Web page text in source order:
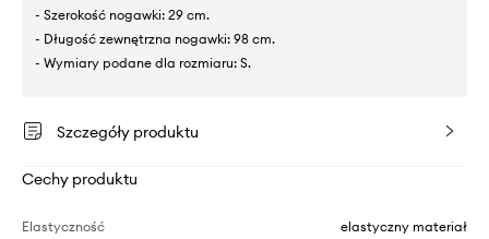
- Szerokość nogawki: 29 cm.
- Długość zewnętrzna nogawki: 98 cm.
- Wymiary podane dla rozmiaru: S.
Szczegóły produktu
Cechy produktu
Elastyczność elastyczny materiał